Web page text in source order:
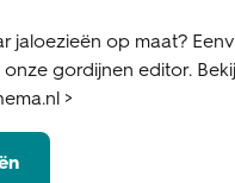
jaloezieën op maat?
onze gordijnen editor.
>